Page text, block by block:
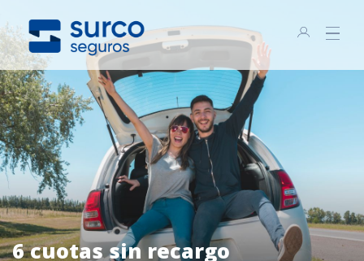
6 cuotas sin recargo